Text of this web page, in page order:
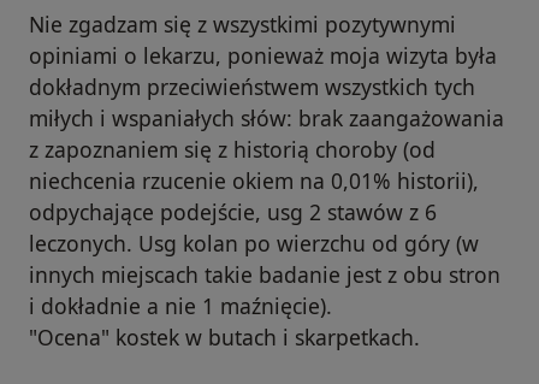
Nie zgadzam się z wszystkimi pozytywnymi
opiniami o lekarzu, ponieważ moja wizyta była
dokładnym przeciwieństwem wszystkich tych
miłych i wspaniałych słów: brak zaangażowania
z zapoznaniem się z historią choroby (od
niechcenia rzucenie okiem na 0,01% historii),
odpychające podejście, usg 2 stawów z 6
leczonych. Usg kolan po wierzchu od góry (w
innych miejscach takie badanie jest z obu stron
i dokładnie a nie 1 maźnięcie).
"Ocena" kostek w butach i skarpetkach.